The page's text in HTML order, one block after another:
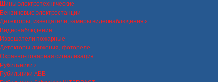
Шины электротехнические
Бензиновые электростанции
Детекторы, извещатели, камеры видеонаблюдения
Видеонаблюдение
Извещатели пожарные
Детекторы движения, фотореле
Охранно-пожарная сигнализация
Рубильники
Рубильники ABB